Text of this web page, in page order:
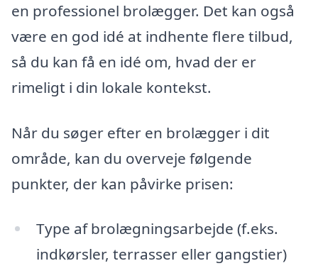
en professionel brolægger. Det kan også
være en god idé at indhente flere tilbud,
så du kan få en idé om, hvad der er
rimeligt i din lokale kontekst.
Når du søger efter en brolægger i dit
område, kan du overveje følgende
punkter, der kan påvirke prisen:
Type af brolægningsarbejde (f.eks.
indkørsler, terrasser eller gangstier)